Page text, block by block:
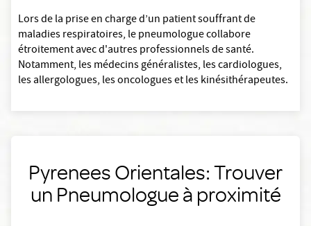
Lors de la prise en charge d’un patient souffrant de
maladies respiratoires, le pneumologue collabore
étroitement avec d'autres professionnels de santé.
Notamment, les médecins généralistes, les cardiologues,
les allergologues, les oncologues et les kinésithérapeutes.
Pyrenees Orientales: Trouver
un Pneumologue à proximité